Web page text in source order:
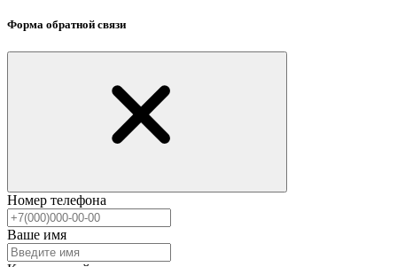
Форма обратной связи
Номер телефона
Ваше имя